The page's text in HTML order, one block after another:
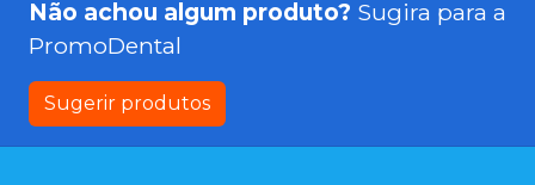
Não achou algum produto? Sugira para a
PromoDental
Sugerir produtos